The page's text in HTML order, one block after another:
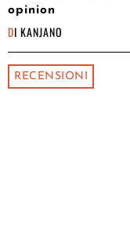
opinion
DI KANJANO
RECENSIONI